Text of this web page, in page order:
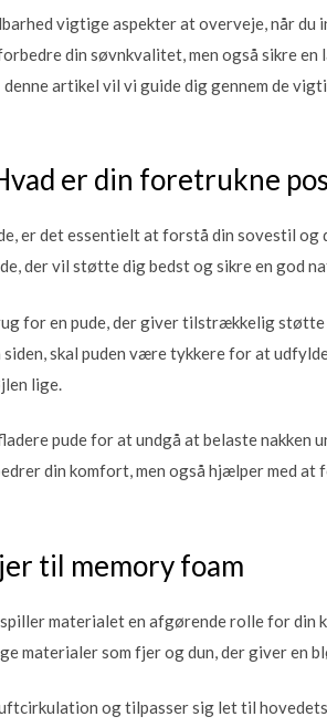
vigtige aspekter at overveje, når du
din søvnkvalitet, men også sikre
artikel vil vi guide dig gennem de
er din foretrukne
er det essentielt at forstå din sovestil
der vil støtte dig bedst og sikre en god
for en pude, der giver tilstrækkelig
skal puden være tykkere for at
lige.
pude for at undgå at belaste nakken
din komfort, men også hjælper med at
til memory foam
materialet en afgørende rolle for
materialer som fjer og dun, der giver en
og tilpasser sig let til